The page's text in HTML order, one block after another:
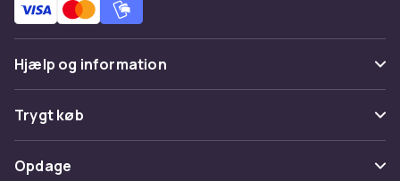
Hjælp og information
Ofte stillede spørgsmål
Spor pakke
Trygt køb
Betaling
Opdage